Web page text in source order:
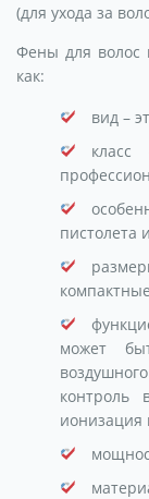
(для ухода за
Фены для волос
как:
вид –
класс
пистолета
может
контроль
ионизация